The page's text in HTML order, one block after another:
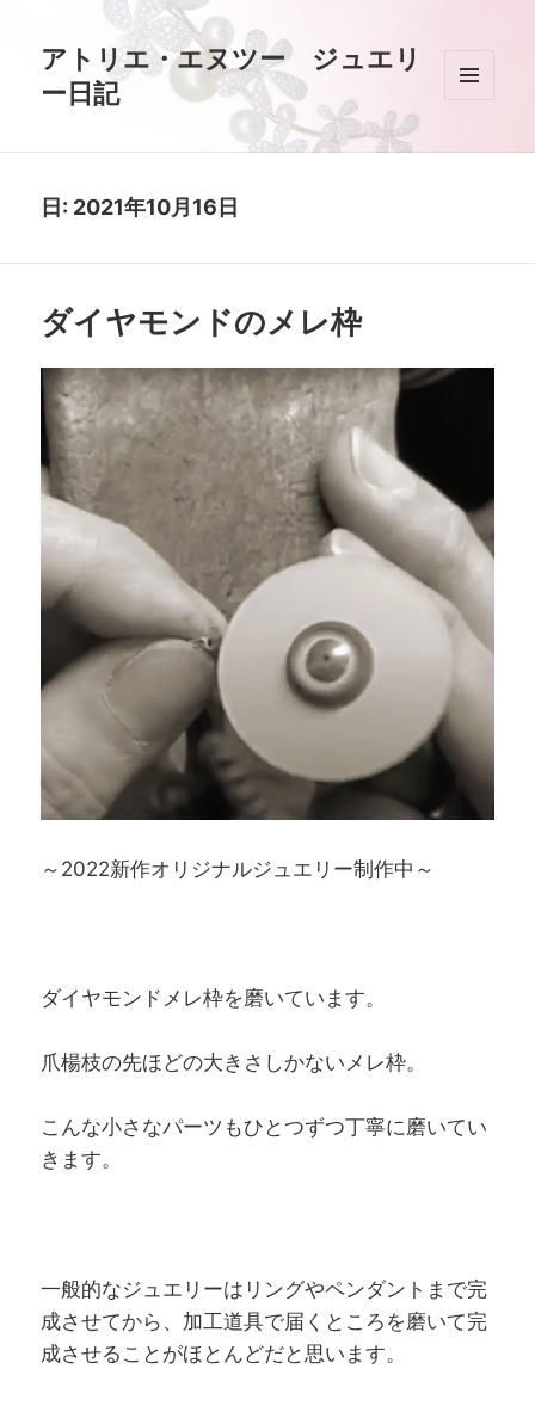
アトリエ・エヌツー ジュエリ
ー日記
ィジェ
日: 2021年10月16日
ダイヤモンドのメレ枠
～2022新作オリジナルジュエリー制作中～
ダイヤモンドメレ枠を磨いています。
爪楊枝の先ほどの大きさしかないメレ枠。
こんな小さなパーツもひとつずつ丁寧に磨いてい
きます。
一般的なジュエリーはリングやペンダントまで完
成させてから、加工道具で届くところを磨いて完
成させることがほとんどだと思います。